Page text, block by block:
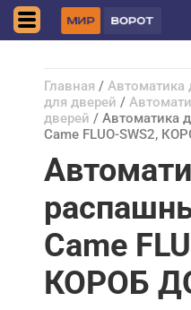
Главная / Автоматика
для дверей /
дверей / Автоматика
Came FLUO-SWS2,
Came
КОРОБ